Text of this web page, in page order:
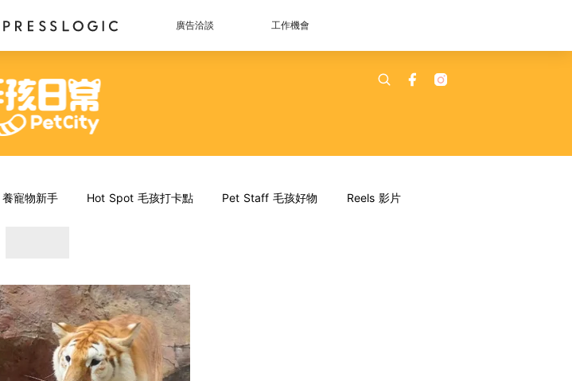
廣告洽談 工作機會
寵物新手 Hot Spot 毛孩打卡點 Pet Staff 毛孩好物 Reels 影片